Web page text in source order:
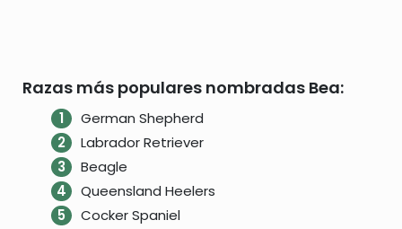
Razas más populares nombradas Bea:
German Shepherd
Labrador Retriever
Beagle
Queensland Heelers
Cocker Spaniel